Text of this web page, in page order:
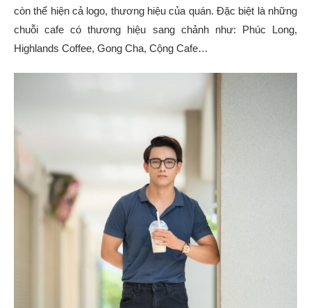
còn thể hiện cả logo, thương hiệu của quán. Đặc biệt là những
chuỗi cafe có thương hiệu sang chảnh như: Phúc Long,
Highlands Coffee, Gong Cha, Cộng Cafe…